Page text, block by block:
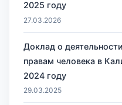
2025 году
27.03.2026
Доклад о
правам человека в
2024 году
29.03.2025